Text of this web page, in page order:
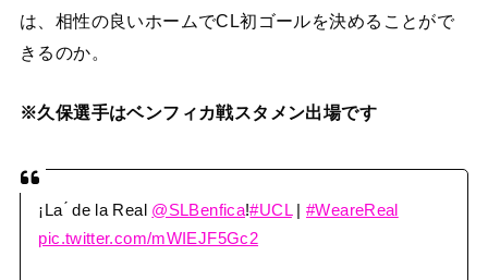
は、相性の良いホームでCL初ゴールを決めることがで
きるのか。
※久保選手はベンフィカ戦スタメン出場です
¡La ́ de la Real @SLBenfica!#UCL|#WeareReal
pic.twitter.com/mWIEJF5Gc2